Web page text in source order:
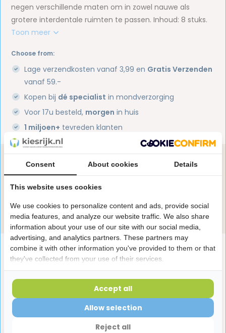
negen verschillende maten om in zowel nauwe als
grotere interdentale ruimten te passen. Inhoud: 8 stuks.
Toon meer
Choose from:
Lage verzendkosten vanaf 3,99 en Gratis Verzenden
vanaf 59.-
Kopen bij dé specialist in mondverzorging
Voor 17u besteld, morgen in huis
1 miljoen+ tevreden klanten
Productomschrijving
Reviews
Heb je een vraag over dit product?
Onze specialisten helpen je graag! Spreek ons aan
in de chat of stuur een e-mail.
Stuur e-mail
Laatst bekeken producten
Consent About cookies Details
This website uses cookies
We use cookies to personalize content and ads, provide social
media features, and analyze our website traffic. We also share
information about your use of our site with our social media,
advertising, and analytics partners. These partners may
combine it with other information you've provided to them or that
they've collected from your use of their services.
Reject all
Allow selection
Accept all